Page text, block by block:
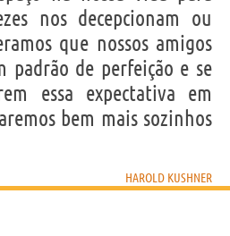
nos decepcionam ou
que nossos amigos
padrão de perfeição e se
essa expectativa em
bem mais sozinhos
HAROLD KUSHNER